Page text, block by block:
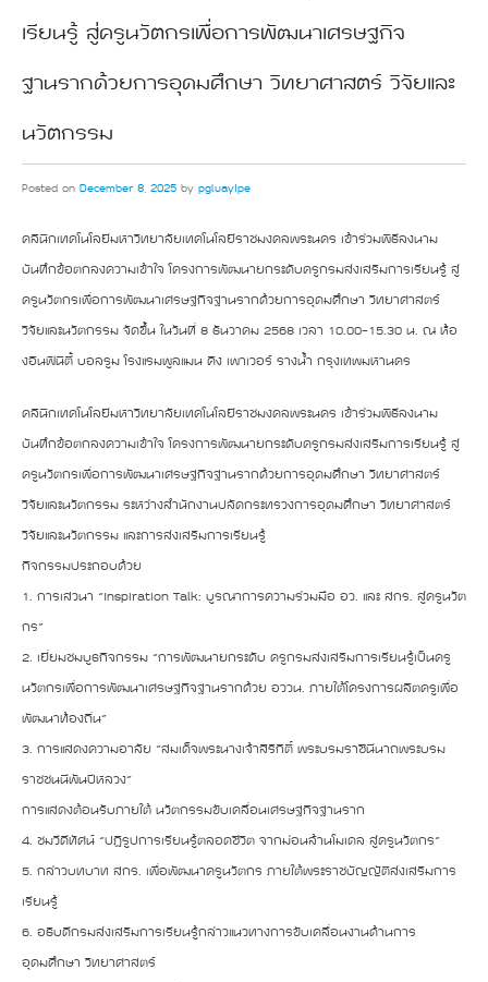
เรียนรู้ สู่ครูนวัตกรเพื่อการพัฒนาเศรษฐกิจ
ฐานรากด้วยการอุดมศึกษา วิทยาศาสตร์ วิจัยและ
นวัตกรรม
Posted on December 8, 2025 by pgluayIpe
คลินิกเทคโนโลยีมหาวิทยาลัยเทคโนโลยีราชมงคลพระนคร เข้าร่วมพิธีลงนาม
บันทึกข้อตกลงความเข้าใจ โครงการพัฒนายกระดับครูกรมส่งเสริมการเรียนรู้ สู่
ครูนวัตกรเพื่อการพัฒนาเศรษฐกิจฐานรากด้วยการอุดมศึกษา วิทยาศาสตร์
วิจัยและนวัตกรรม จัดขึ้น ในวันที่ 8 ธันวาคม 2568 เวลา 10.00-15.30 น. ณ ห้อ
งอินฟินิตี้ บอลรูม โรงแรมพูลแมน คิง เพาเวอร์ รางน้ำ กรุงเทพมหานคร
คลินิกเทคโนโลยีมหาวิทยาลัยเทคโนโลยีราชมงคลพระนคร เข้าร่วมพิธีลงนาม
บันทึกข้อตกลงความเข้าใจ โครงการพัฒนายกระดับครูกรมส่งเสริมการเรียนรู้ สู่
ครูนวัตกรเพื่อการพัฒนาเศรษฐกิจฐานรากด้วยการอุดมศึกษา วิทยาศาสตร์
วิจัยและนวัตกรรม ระหว่างสำนักงานปลัดกระทรวงการอุดมศึกษา วิทยาศาสตร์
วิจัยและนวัตกรรม และการส่งเสริมการเรียนรู้
กิจกรรมประกอบด้วย
1. การเสวนา “Inspiration Talk: บูรณาการความร่วมมือ อว. และ สกร. สู่ครูนวัต
กร”
2. เยี่ยมชมบูธกิจกรรม “การพัฒนายกระดับ ครูกรมส่งเสริมการเรียนรู้เป็นครู
นวัตกรเพื่อการพัฒนาเศรษฐกิจฐานรากด้วย อววน. ภายใต้โครงการผลิตครูเพื่อ
พัฒนาท้องถิ่น”
3. การแสดงความอาลัย “สมเด็จพระนางเจ้าสิริกิติ์ พระบรมราชินีนาถพระบรม
ราชชนนีพันปีหลวง”
การแสดงต้อนรับภายใต้ นวัตกรรมขับเคลื่อนเศรษฐกิจฐานราก
4. ชมวีดีทัศน์ “ปฏิรูปการเรียนรู้ตลอดชีวิต จากม่อนล้านโมเดล สู่ครูนวัตกร”
5. กล่าวบทบาท สกร. เพื่อพัฒนาครูนวัตกร ภายใต้พระราชบัญญัติส่งเสริมการ
เรียนรู้
6. อธิบดีกรมส่งเสริมการเรียนรู้กล่าวแนวทางการขับเคลื่อนงานด้านการ
อุดมศึกษา วิทยาศาสตร์